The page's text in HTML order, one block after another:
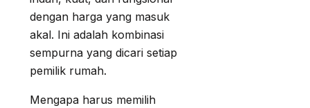
dengan harga yang masuk
akal. Ini adalah kombinasi
sempurna yang dicari setiap
pemilik rumah.
Mengapa harus memilih